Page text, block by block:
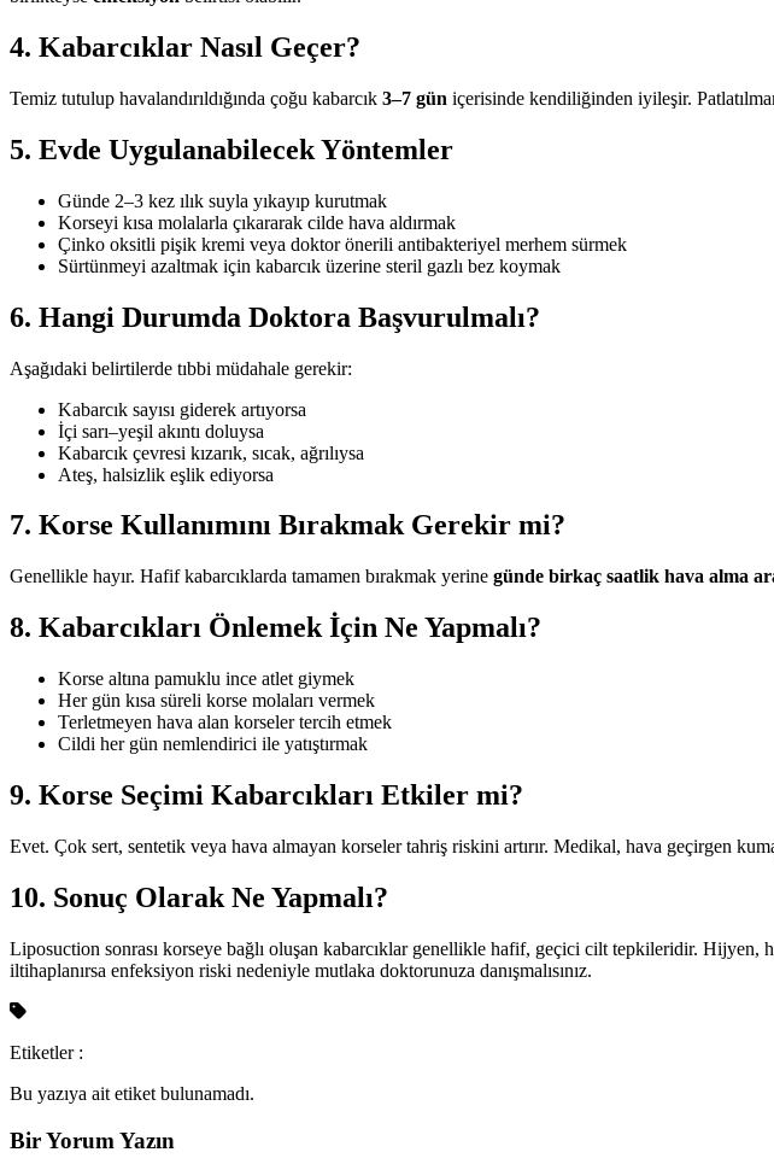
4. Kabarcıklar Nasıl Geçer?
Temiz tutulup havalandırıldığında çoğu kabarcık 3–7 gün içerisinde kendiliğinden iyileşir.
5. Evde Uygulanabilecek Yöntemler
Günde 2–3 kez ılık suyla yıkayıp kurutmak
Korseyi kısa molalarla çıkararak cilde hava aldırmak
Çinko oksitli pişik kremi veya doktor önerili antibakteriyel merhem sürmek
Sürtünmeyi azaltmak için kabarcık üzerine steril gazlı bez koymak
6. Hangi Durumda Doktora Başvurulmalı?
Aşağıdaki belirtilerde tıbbi müdahale gerekir:
Kabarcık sayısı giderek artıyorsa
İçi sarı–yeşil akıntı doluysa
Kabarcık çevresi kızarık, sıcak, ağrılıysa
Ateş, halsizlik eşlik ediyorsa
7. Korse Kullanımını Bırakmak Gerekir mi?
Genellikle hayır. Hafif kabarcıklarda tamamen bırakmak yerine günde birkaç saatlik hava alma
8. Kabarcıkları Önlemek İçin Ne Yapmalı?
Korse altına pamuklu ince atlet giymek
Her gün kısa süreli korse molaları vermek
Terletmeyen hava alan korseler tercih etmek
Cildi her gün nemlendirici ile yatıştırmak
9. Korse Seçimi Kabarcıkları Etkiler mi?
Evet. Çok sert, sentetik veya hava almayan korseler tahriş riskini artırır. Medikal, hava geçirgen
10. Sonuç Olarak Ne Yapmalı?
Liposuction sonrası korseye bağlı oluşan kabarcıklar genellikle hafif, geçici cilt tepkileridir. Hijyen,
iltihaplanırsa enfeksiyon riski nedeniyle mutlaka doktorunuza danışmalısınız.
Etiketler :
Bu yazıya ait etiket bulunamadı.
Bir Yorum Yazın